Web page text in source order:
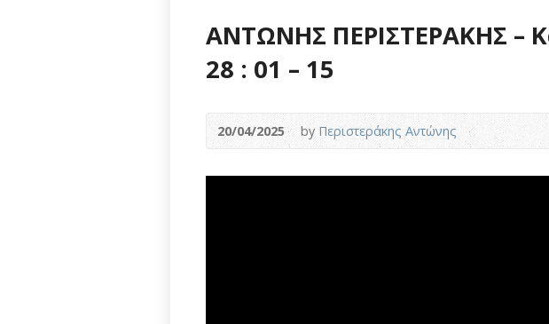
ΑΝΤΩΝΗΣ ΠΕΡΙΣΤΕΡΑΚΗΣ –
28 : 01 – 15
20/04/2025 byΠεριστεράκης Αντώνης